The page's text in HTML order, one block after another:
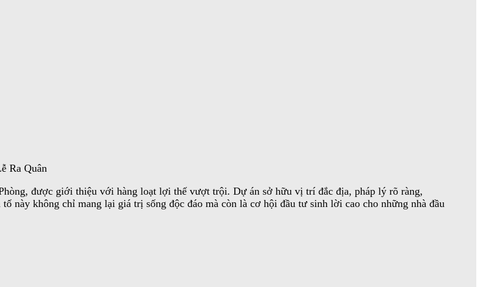
Ra Quân
được giới thiệu với hàng loạt lợi thế vượt trội. Dự án sở hữu vị trí đắc địa, pháp lý rõ ràng,
này không chỉ mang lại giá trị sống độc đáo mà còn là cơ hội đầu tư sinh lời cao cho những nhà đầu